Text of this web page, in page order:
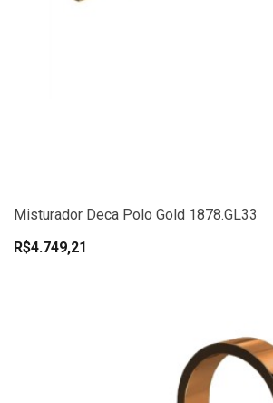
Misturador Deca Polo Gold 1878.GL33
R$4.749,21